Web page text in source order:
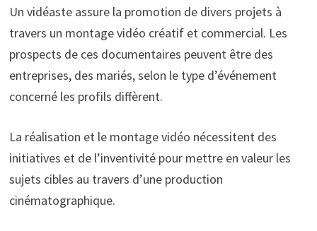
Un vidéaste assure la promotion de divers projets à
travers un montage vidéo créatif et commercial. Les
prospects de ces documentaires peuvent être des
entreprises, des mariés, selon le type d’événement
concerné les profils diffèrent.
La réalisation et le montage vidéo nécessitent des
initiatives et de l’inventivité pour mettre en valeur les
sujets cibles au travers d’une production
cinématographique.